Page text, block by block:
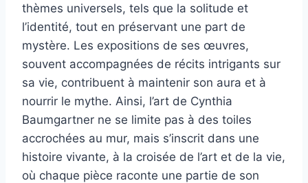
thèmes universels, tels que la solitude et
l’identité, tout en préservant une part de
mystère. Les expositions de ses œuvres,
souvent accompagnées de récits intrigants sur
sa vie, contribuent à maintenir son aura et à
nourrir le mythe. Ainsi, l’art de Cynthia
Baumgartner ne se limite pas à des toiles
accrochées au mur, mais s’inscrit dans une
histoire vivante, à la croisée de l’art et de la vie,
où chaque pièce raconte une partie de son